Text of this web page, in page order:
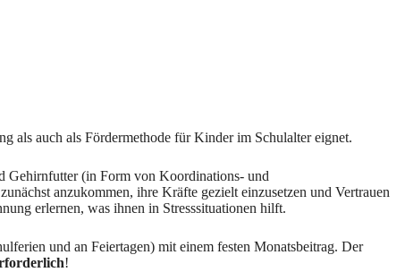
als auch als Fördermethode für Kinder im Schulalter eignet.
Gehirnfutter (in Form von Koordinations- und
anzukommen, ihre Kräfte gezielt einzusetzen und Vertrauen
erlernen, was ihnen in Stresssituationen hilft.
und an Feiertagen) mit einem festen Monatsbeitrag. Der
!